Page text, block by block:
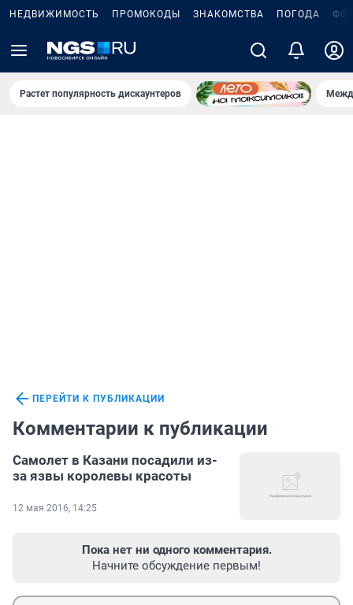
НЕДВИЖИМОСТЬ ПРОМОКОДЫ ЗНАКОМСТВА ПОГОДА
Растет популярность дискаунтеров
ПЕРЕЙТИ К ПУБЛИКАЦИИ
Комментарии к публикации
Самолет в Казани посадили из-
за язвы королевы красоты
12 мая 2016, 14:25
Пока нет ни одного комментария.
Начните обсуждение первым!